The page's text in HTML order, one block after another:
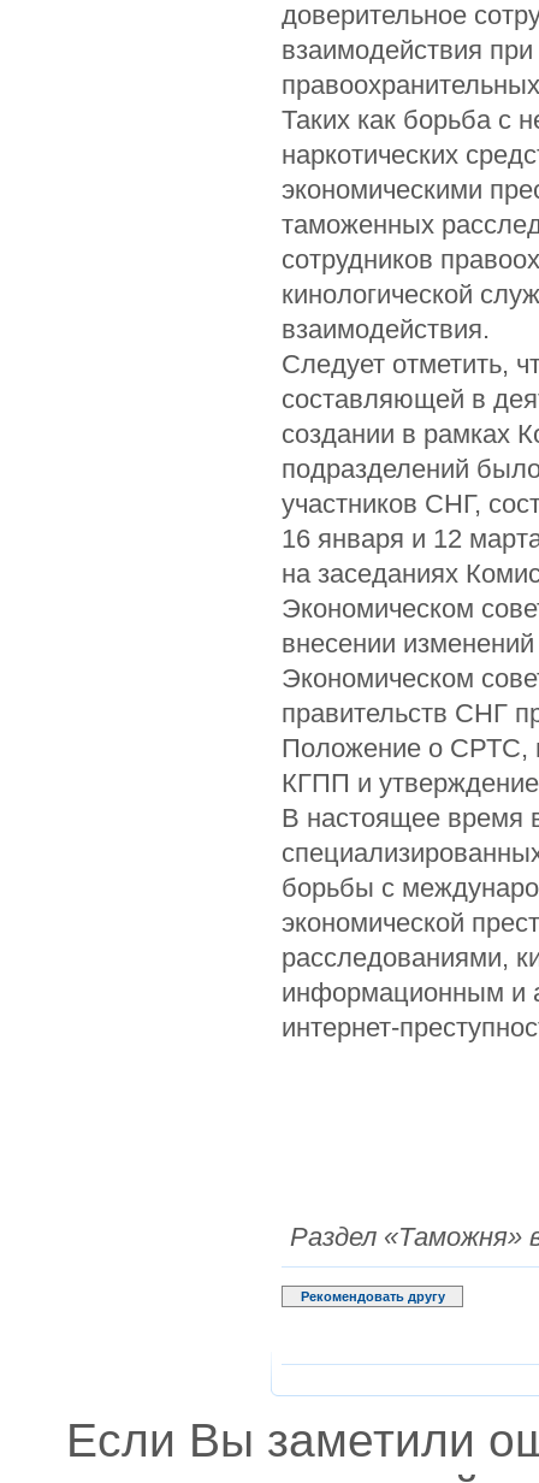
доверительное
взаимодействия
Таких как борьба с
наркотических
экономическими
таможенных
сотрудников
кинологической
взаимодействия.
Следует отметить,
составляющей в
создании в рамках
подразделений
участников СНГ,
16 января и 12
на заседаниях
Экономическом
внесении
Экономическом
правительств СНГ
Положение о СРТС,
КГПП и
В настоящее время
борьбы с
экономической
расследованиями,
информационным и
интернет-
Раздел «Таможня»
Рекомендовать другу
Если Вы заметили